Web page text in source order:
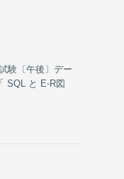
験〔午後〕デー
SQL と E-R図